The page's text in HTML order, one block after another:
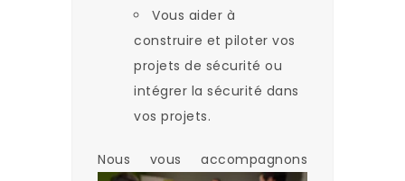
Vous aider à
construire et piloter vos
projets de sécurité ou
intégrer la sécurité dans
vos projets.
Nous vous accompagnons